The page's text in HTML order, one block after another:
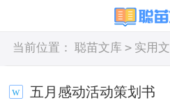
当前位置： 聪苗文库 > 实用文
五月感动活动策划书